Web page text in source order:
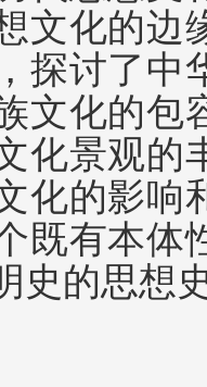
文化的边
探讨了中
文化的包
化景观的
化的影响
既有本体
史的思想